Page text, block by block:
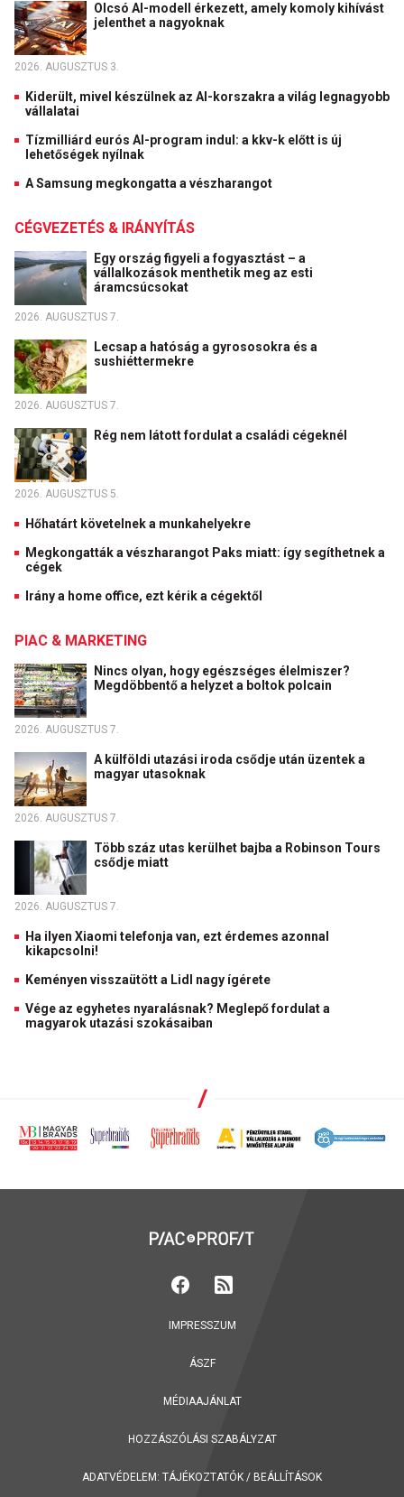
Olcsó AI-modell érkezett, amely komoly kihívást
jelenthet a nagyoknak
2026. AUGUSZTUS 3.
Kiderült, mivel készülnek az AI-korszakra a világ legnagyobb
vállalatai
Tízmilliárd eurós AI-program indul: a kkv-k előtt is új
lehetőségek nyílnak
A Samsung megkongatta a vészharangot
CÉGVEZETÉS & IRÁNYÍTÁS
Egy ország figyeli a fogyasztást – a
vállalkozások menthetik meg az esti
áramcsúcsokat
2026. AUGUSZTUS 7.
Lecsap a hatóság a gyrososokra és a
sushiéttermekre
2026. AUGUSZTUS 7.
Rég nem látott fordulat a családi cégeknél
2026. AUGUSZTUS 5.
Hőhatárt követelnek a munkahelyekre
Megkongatták a vészharangot Paks miatt: így segíthetnek a
cégek
Irány a home office, ezt kérik a cégektől
PIAC & MARKETING
Nincs olyan, hogy egészséges élelmiszer?
Megdöbbentő a helyzet a boltok polcain
2026. AUGUSZTUS 7.
A külföldi utazási iroda csődje után üzentek a
magyar utasoknak
2026. AUGUSZTUS 7.
Több száz utas kerülhet bajba a Robinson Tours
csődje miatt
2026. AUGUSZTUS 7.
Ha ilyen Xiaomi telefonja van, ezt érdemes azonnal
kikapcsolni!
Keményen visszaütött a Lidl nagy ígérete
Vége az egyhetes nyaralásnak? Meglepő fordulat a
magyarok utazási szokásaiban
IMPRESSZUM
ÁSZF
MÉDIAAJÁNLAT
HOZZÁSZÓLÁSI SZABÁLYZAT
ADATVÉDELEM: TÁJÉKOZTATÓK / BEÁLLÍTÁSOK